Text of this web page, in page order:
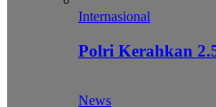
Internasional
Polri Kerahkan
News